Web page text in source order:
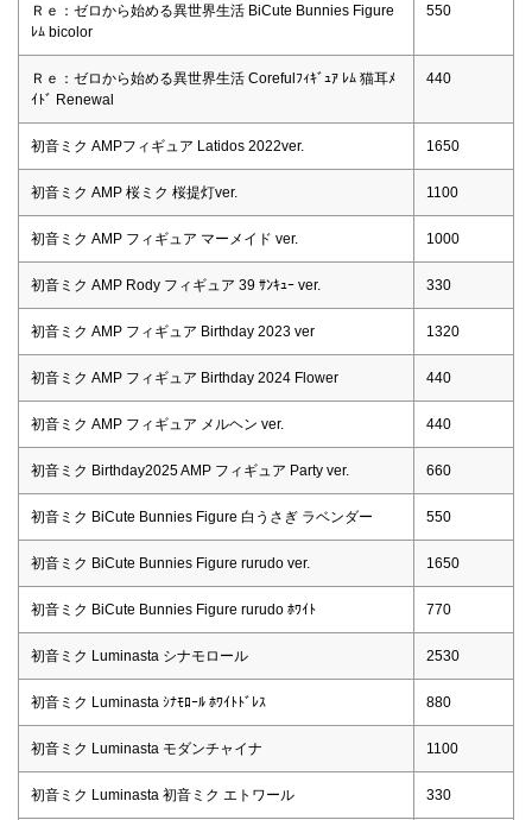
Ｒｅ：ゼロから始める異世界生活 BiCute Bunnies Figure
ﾚﾑ bicolor
550
Ｒｅ：ゼロから始める異世界生活 Corefulﾌｨｷﾞｭｱ ﾚﾑ 猫耳ﾒ
ｲﾄﾞ Renewal
440
初音ミク AMPフィギュア Latidos 2022ver. 1650
初音ミク AMP 桜ミク 桜提灯ver. 1100
初音ミク AMP フィギュア マーメイド ver. 1000
初音ミク AMP Rody フィギュア 39 ｻﾝｷｭｰ ver. 330
初音ミク AMP フィギュア Birthday 2023 ver 1320
初音ミク AMP フィギュア Birthday 2024 Flower 440
初音ミク AMP フィギュア メルヘン ver. 440
初音ミク Birthday2025 AMP フィギュア Party ver. 660
初音ミク BiCute Bunnies Figure 白うさぎ ラベンダー 550
初音ミク BiCute Bunnies Figure rurudo ver. 1650
初音ミク BiCute Bunnies Figure rurudo ﾎﾜｲﾄ 770
初音ミク Luminasta シナモロール 2530
初音ミク Luminasta ｼﾅﾓﾛｰﾙ ﾎﾜｲﾄﾄﾞﾚｽ 880
初音ミク Luminasta モダンチャイナ 1100
初音ミク Luminasta 初音ミク エトワール 330